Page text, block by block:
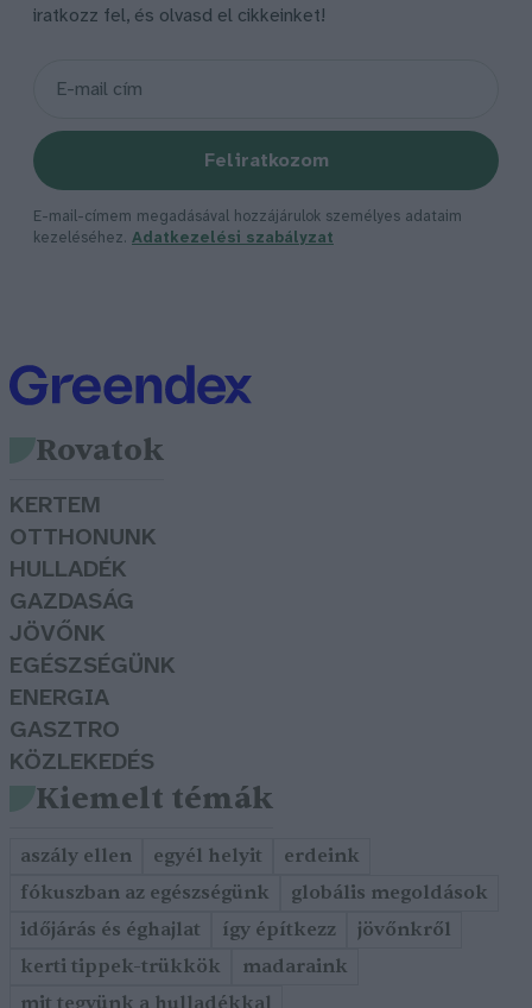
iratkozz fel, és olvasd el cikkeinket!
Feliratkozom
E-mail-címem megadásával hozzájárulok személyes adataim
kezeléséhez. Adatkezelési szabályzat
Rovatok
KERTEM
OTTHONUNK
HULLADÉK
GAZDASÁG
JÖVŐNK
EGÉSZSÉGÜNK
ENERGIA
GASZTRO
KÖZLEKEDÉS
Kiemelt témák
aszály ellen egyél helyit
erdeink
fókuszban az egészségünk
globális megoldások
időjárás és éghajlat
így építkezz
jövőnkről
kerti tippek-trükkök
madaraink